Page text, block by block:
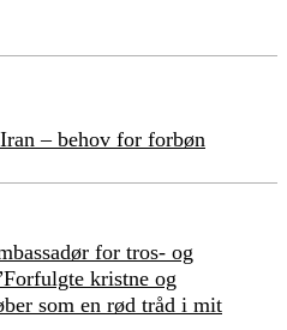
– behov for forbøn
for tros- og
kristne og
som en rød tråd i mit